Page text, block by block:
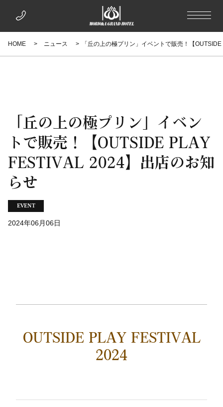
HOME ニュース 「丘の上の極プリン」イベントで販売！【
「丘の上の極プリン」イベン
トで販売！【OUTSIDE PLAY
FESTIVAL 2024】出店のお知
らせ
EVENT
2024年06月06日
OUTSIDE PLAY FESTIVAL
2024